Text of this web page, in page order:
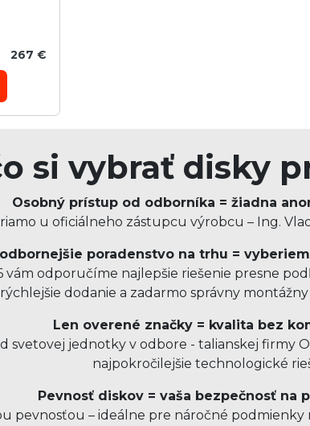
267 €
si vybrať disky
Osobný prístup od odborníka = žiadna
u oficiálneho zástupcu výrobcu – Ing.
poradenstvo na trhu =
vám odporučíme najlepšie riešenie presne
dodanie a zadarmo správny
Len overené značky = kvalita bez
svetovej jednotky v odbore - talianskej firmy
najpokročilejšie technologické
Pevnosť diskov = vaša bezpečnosť na
pevnosťou – ideálne pre náročné podmienky